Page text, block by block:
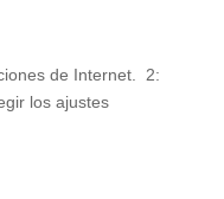
de Internet. 2:
los ajustes